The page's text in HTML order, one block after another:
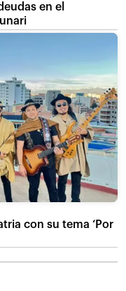
en el
con su tema ‘Por